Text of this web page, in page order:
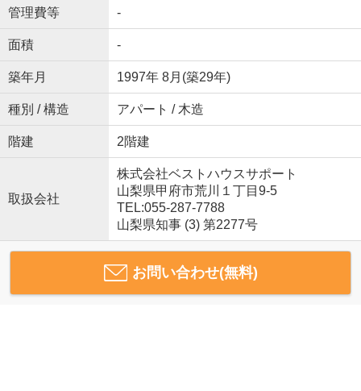
管理費等 -
面積 -
築年月 1997年 8月(築29年)
種別 / 構造 アパート / 木造
階建 2階建
取扱会社
株式会社ベストハウスサポート
山梨県甲府市荒川１丁目9-5
TEL:055-287-7788
山梨県知事 (3) 第2277号
お問い合わせ(無料)